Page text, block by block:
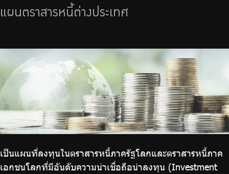
ข่าวสารและกิจกรรม
ร่วมงานกับเรา
ติดต่อเรา
ไทย | Eng
แผนตราสารหนี้ต่างประเทศ
เป็นแผนที่ลงทุนในตราสารหนี้ภาครัฐโลกและตราสารหนี้ภาค
เอกชนโลกที่มีอันดับความน่าเชื่อถือน่าลงทุน (Investment